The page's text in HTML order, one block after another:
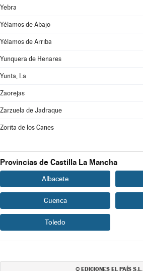
Yebra
Yélamos de Abajo
Yélamos de Arriba
Yunquera de Henares
Yunta, La
Zaorejas
Zarzuela de Jadraque
Zorita de los Canes
Provincias de Castilla La Mancha
Albacete
Cuenca
Toledo
© EDICIONES EL PAÍS S.L.